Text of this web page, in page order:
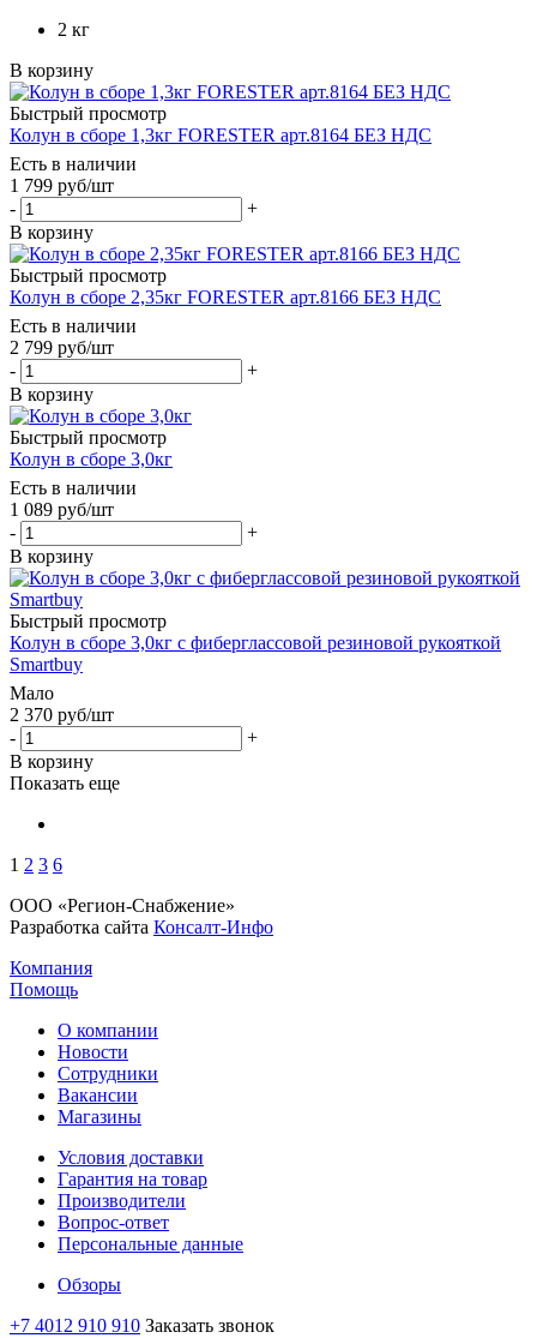
2 кг
В корзину
Быстрый просмотр
Колун в сборе 1,3кг FORESTER арт.8164 БЕЗ НДС
Есть в наличии
1 799 руб/шт
-
+
В корзину
Быстрый просмотр
Колун в сборе 2,35кг FORESTER арт.8166 БЕЗ НДС
Есть в наличии
2 799 руб/шт
-
+
В корзину
Быстрый просмотр
Колун в сборе 3,0кг
Есть в наличии
1 089 руб/шт
-
+
В корзину
Быстрый просмотр
Колун в сборе 3,0кг с фиберглассовой резиновой рукояткой
Smartbuy
Мало
2 370 руб/шт
-
+
В корзину
Показать еще
1 2 3 6
ООО «Регион-Снабжение»
Разработка сайта Консалт-Инфо
Компания
Помощь
О компании
Новости
Сотрудники
Вакансии
Магазины
Условия доставки
Гарантия на товар
Производители
Вопрос-ответ
Персональные данные
Обзоры
+7 4012 910 910 Заказать звонок